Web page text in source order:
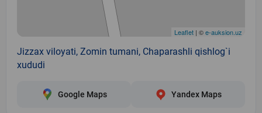
Leaflet | ©e-auksion.uz
Jizzax viloyati, Zomin tumani, Chaparashli qishlog`i
xududi
Google Maps Yandex Maps